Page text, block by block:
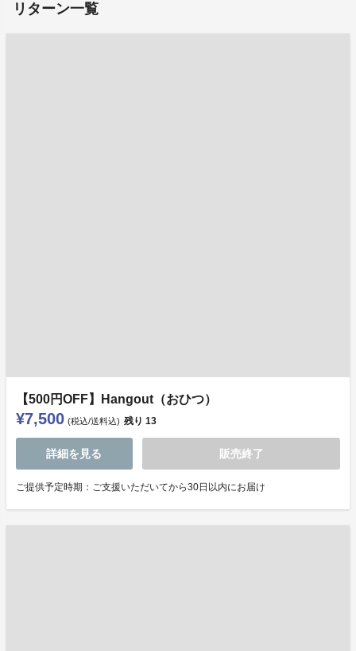
リターン一覧
【500円OFF】Hangout（おひつ）
¥7,500 (税込/送料込) 残り 13
詳細を見る 販売終了
ご提供予定時期：ご支援いただいてから30日以内にお届け